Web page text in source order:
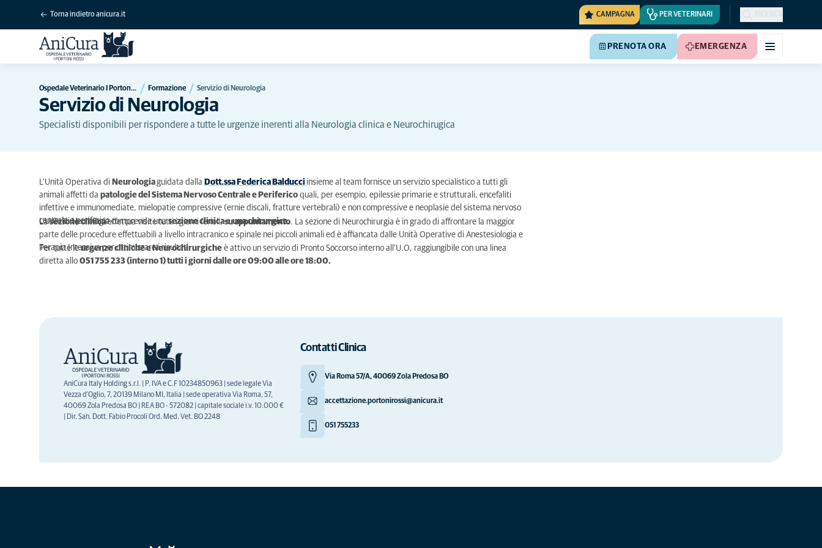
Torna indietro anicura.it CAMPAGNA PER VETERINARI RICERCA
PRENOTA ORA EMERGENZA
Ospedale Veterinario I Portoni Rossi Formazione Servizio di Neurologia
Servizio di Neurologia
Specialisti disponibili per rispondere a tutte le urgenze inerenti alla Neurologia clinica e Neurochirugica
L'Unità Operativa di Neurologiaguidata dalla Dott.ssa Federica Balducci insieme al team fornisce un servizio specialistico a tutti gli
animali affetti da patologie del Sistema Nervoso Centrale e Periferico quali, per esempio, epilessie primarie e strutturali, encefaliti
infettive e immunomediate, mielopatie compressive (ernie discali, fratture vertebrali) e non compressive e neoplasie del sistema nervoso
centrale e periferico.
L’U.O. di Neurologia comprende unasezione clinicaeuna chirurgica.
Lasezione clinicaeffettua visite tutti i giorni feriali,su appuntamento. La sezione di Neurochirurgia è in grado di affrontare la maggior
parte delle procedure effettuabili a livello intracranico e spinale nei piccoli animali ed è affiancata dalle Unità Operative di Anestesiologia e
Terapia Intensiva per ottimizzare i risultati.
Per tutte leurgenze cliniche e Neurochirurgiche è attivo un servizio di Pronto Soccorso interno all’U.O, raggiungibile con una linea
diretta allo 051 755 233 (interno 1) tutti i giorni dalle ore 09:00 alle ore 18:00.
AniCura Italy Holding s.r.l. | P. IVA e C.F 10234850963 | sede legale Via
Vezza d'Oglio, 7, 20139 Milano MI, Italia | sede operativa Via Roma, 57,
40069 Zola Predosa BO | REA BO - 572082 | capitale sociale i.v. 10.000 €
| Dir. San. Dott. Fabio Procoli Ord. Med. Vet. BO 2248
Contatti Clinica
Via Roma 57/A, 40069 Zola Predosa BO
accettazione.portonirossi@anicura.it
051 755233